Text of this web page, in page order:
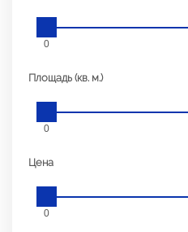
0
Площадь (кв. м.)
0
Цена
0